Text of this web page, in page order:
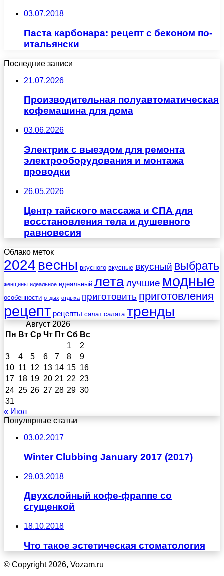
03.07.2018
Паста карбонара: рецепт с беконом по-
итальянски
Последние записи
21.07.2026
Производительная полуавтоматическая
кофемашина для дома
03.06.2026
Электрик с выездом для ремонта
электрооборудования и монтажа
проводки
26.05.2026
Центр тайского массажа и СПА для
восстановления тела и душевного
равновесия
Облако меток
2024 весны вкусного вкусные вкусный выбрать
женщины идеальное идеальный леталучшие модные
особенности отдых отдыха приготовить приготовления
рецепт рецепты салат салата тренды
Август 2026
Пн Вт Ср Чт Пт Сб Вс
1
2
3
4 5 6 7 8
9
10 11 12 13 14 15 16
17 18 19 20 21 22 23
24 25 26 27 28 29 30
31
« Июл
Популярные статьи
03.02.2017
Winter Clubbing January 2017 (2017)
29.03.2018
Двухслойный кофе-фраппе со
сгущенкой
18.10.2018
Что такое эстетическая стоматология
© Copyright 2026, Vozam.ru